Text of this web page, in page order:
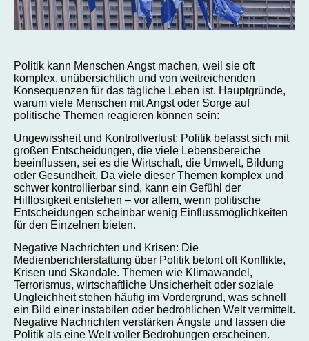
Politik kann Menschen Angst machen, weil sie oft
komplex, unübersichtlich und von weitreichenden
Konsequenzen für das tägliche Leben ist. Hauptgründe,
warum viele Menschen mit Angst oder Sorge auf
politische Themen reagieren können sein:
Ungewissheit und Kontrollverlust: Politik befasst sich mit
großen Entscheidungen, die viele Lebensbereiche
beeinflussen, sei es die Wirtschaft, die Umwelt, Bildung
oder Gesundheit. Da viele dieser Themen komplex und
schwer kontrollierbar sind, kann ein Gefühl der
Hilflosigkeit entstehen – vor allem, wenn politische
Entscheidungen scheinbar wenig Einflussmöglichkeiten
für den Einzelnen bieten.
Negative Nachrichten und Krisen: Die
Medienberichterstattung über Politik betont oft Konflikte,
Krisen und Skandale. Themen wie Klimawandel,
Terrorismus, wirtschaftliche Unsicherheit oder soziale
Ungleichheit stehen häufig im Vordergrund, was schnell
ein Bild einer instabilen oder bedrohlichen Welt vermittelt.
Negative Nachrichten verstärken Ängste und lassen die
Politik als eine Welt voller Bedrohungen erscheinen.